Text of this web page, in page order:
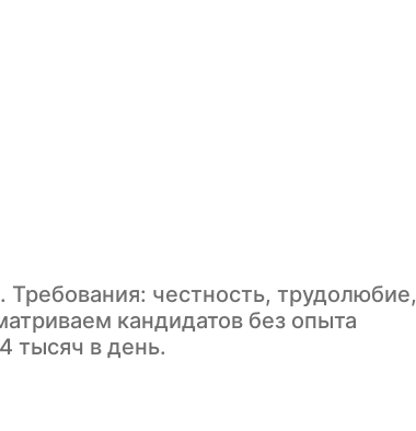
честность, трудолюбие,
кандидатов без опыта
тысяч в день.